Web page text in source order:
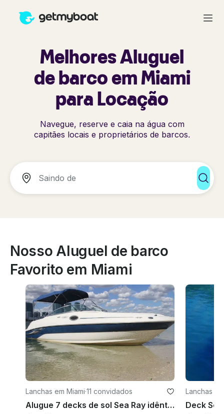
Melhores Aluguel
de barco em Miami
para Locação
Navegue, reserve e caia na água com
capitães locais e proprietários de barcos.
Nosso Aluguel de barco
Favorito em Miami
Lanchas em Miami·11 convidados
Alugue 7 decks de sol Sea Ray idênticos de 26 pés em Miami, Flórida!
Lanchas